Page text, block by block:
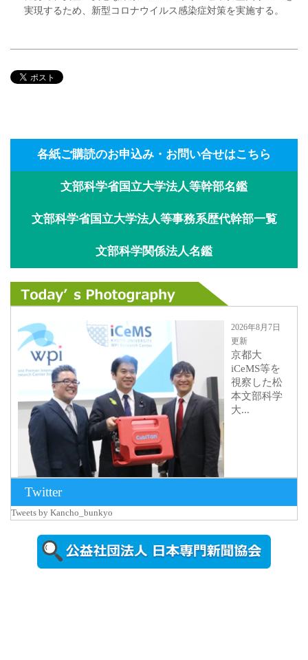
実現するため、新型コロナウイルス感染症対策を実施する。
各紙ご購読のお申込み・お問い合せはこちら
文部科学省国立大学法人等幹部名鑑
文部科学省国立大学法人等事務系歴代幹部一覧
文部科学関係法人名鑑
2026年8月7日
更新
京都大
iCeMS等を
視察した松
本文部科学
大...
2026年8月5日
更新
農工大で大
Twitter
Tweets by Kancho_bunkyo